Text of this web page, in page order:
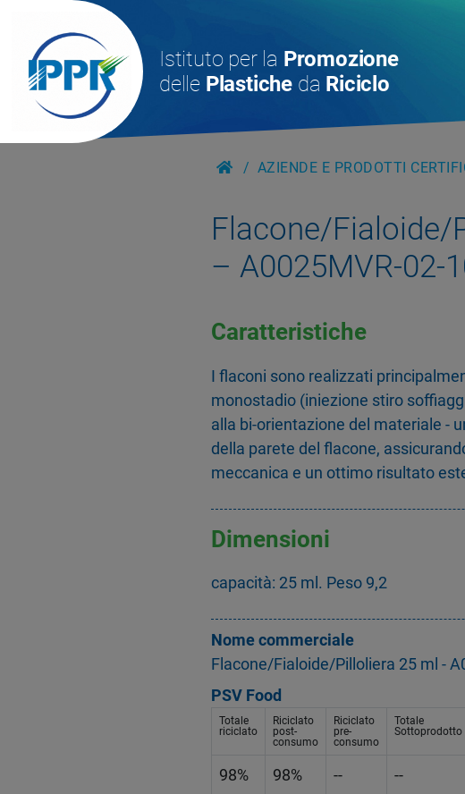
Istituto per la Promozione
delle Plastiche da Riciclo
AZIENDE E PRODOTTI
Flacone/Fialoide/
– A0025MVR-02-
Caratteristiche
I flaconi sono realizzati
monostadio (iniezione stiro
alla bi-orientazione del materiale -
della parete del flacone,
meccanica e un ottimo risultato
Dimensioni
capacità: 25 ml. Peso 9,2
Nome commerciale
Flacone/Fialoide/Pilloliera 25 ml -
PSV Food
Totale
riciclato
Riciclato
post-
consumo
Riciclato
pre-
consumo
Totale
Sottoprodotto
98% 98% -- --